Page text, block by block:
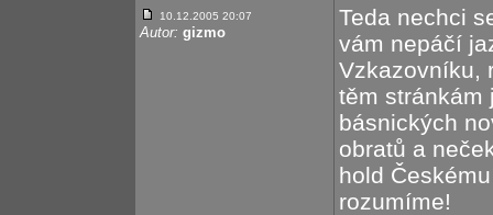
10.12.2005 20:07
Autor: gizmo
Teda nechci
vám nepáčí
Vzkazovníku,
těm stránkám
básnických
obratů a
hold
rozumíme!